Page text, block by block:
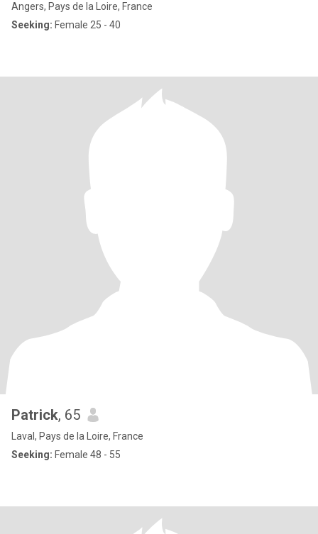
Angers, Pays de la Loire, France
Seeking: Female 25 - 40
Patrick, 65
Laval, Pays de la Loire, France
Seeking: Female 48 - 55